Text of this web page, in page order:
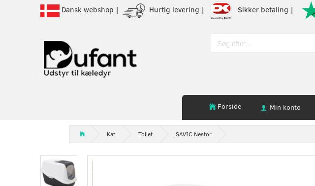
Dansk webshop | Hurtig levering | Sikker betaling |
Forside Min konto
Kat Toilet SAVIC Nestor